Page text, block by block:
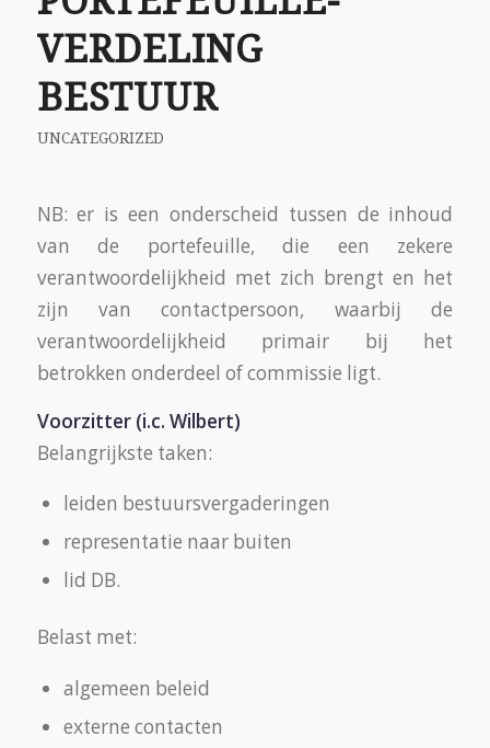
VERDELING
BESTUUR
UNCATEGORIZED
NB: er is een onderscheid tussen de inhoud
van de portefeuille, die een zekere
verantwoordelijkheid met zich brengt en het
zijn van contactpersoon, waarbij de
verantwoordelijkheid primair bij het
betrokken onderdeel of commissie ligt.
Voorzitter (i.c. Wilbert)
Belangrijkste taken:
leiden bestuursvergaderingen
representatie naar buiten
lid DB.
Belast met:
algemeen beleid
externe contacten